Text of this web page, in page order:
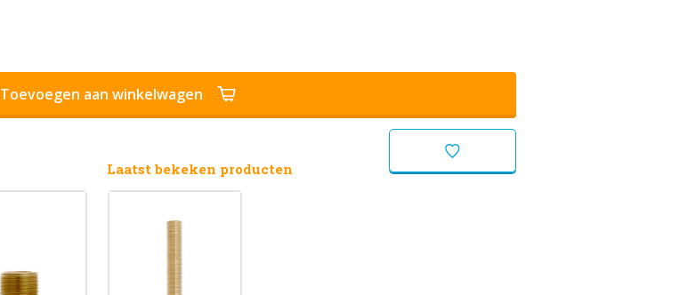
Toevoegen aan winkelwagen
Laatst bekeken producten